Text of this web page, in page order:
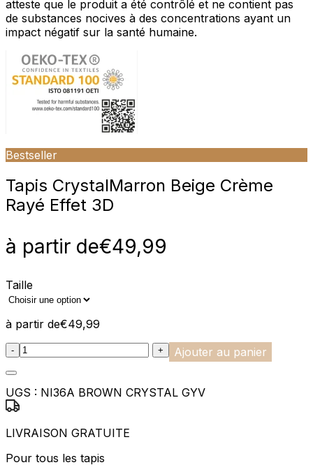
atteste que le produit a été contrôlé et ne contient pas
de substances nocives à des concentrations ayant un
impact négatif sur la santé humaine.
Bestseller
Tapis CrystalMarron Beige Crème
Rayé Effet 3D
à partir de€49,99
Taille
à partir de€49,99
:product_name quantity
- + Ajouter au panier
UGS : NI36A BROWN CRYSTAL GYV
LIVRAISON GRATUITE
Pour tous les tapis